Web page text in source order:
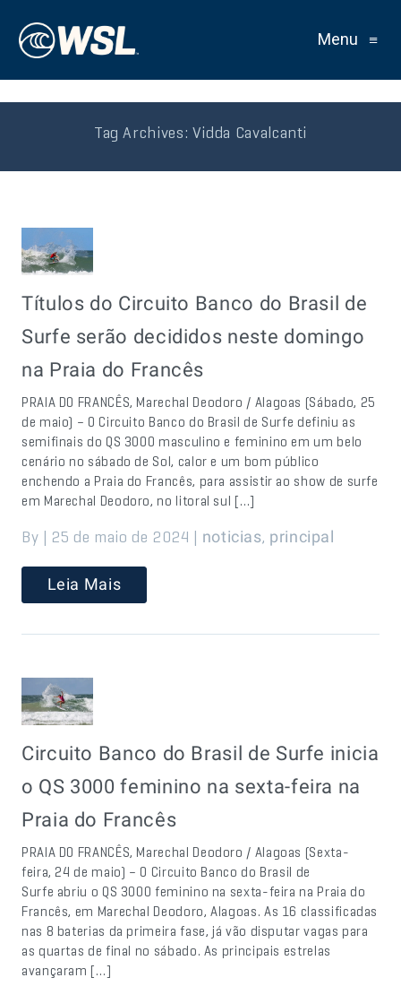
Menu ≡
Tag Archives: Vidda Cavalcanti
Títulos do Circuito Banco do Brasil de
Surfe serão decididos neste domingo
na Praia do Francês
PRAIA DO FRANCÊS, Marechal Deodoro / Alagoas (Sábado, 25
de maio) – O Circuito Banco do Brasil de Surfe definiu as
semifinais do QS 3000 masculino e feminino em um belo
cenário no sábado de Sol, calor e um bom público
enchendo a Praia do Francês, para assistir ao show de surfe
em Marechal Deodoro, no litoral sul […]
By | 25 de maio de 2024 | noticias, principal
Leia Mais
Circuito Banco do Brasil de Surfe inicia
o QS 3000 feminino na sexta-feira na
Praia do Francês
PRAIA DO FRANCÊS, Marechal Deodoro / Alagoas (Sexta-
feira, 24 de maio) – O Circuito Banco do Brasil de
Surfe abriu o QS 3000 feminino na sexta-feira na Praia do
Francês, em Marechal Deodoro, Alagoas. As 16 classificadas
nas 8 baterias da primeira fase, já vão disputar vagas para
as quartas de final no sábado. As principais estrelas
avançaram […]